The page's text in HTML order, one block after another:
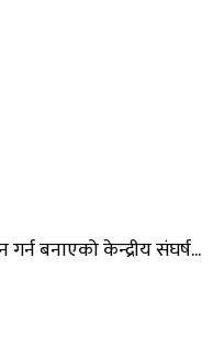
बनाएको केन्द्रीय संघर्ष...